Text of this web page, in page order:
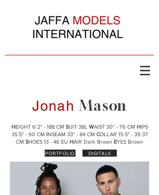
Jonah Mason
HEIGHT 6’2” - 188 CM SUIT 38L WAIST 30” - 76 CM HIPS
35.5” - 90 CM INSEAM 33” - 84 CM COLLAR 15.5" - 39.37
CM SHOES 13 - 46 EU HAIR Dark Brown EYES Brown
PORTFOLIO DIGITALS